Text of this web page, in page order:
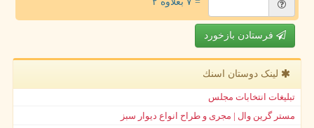
فرستادن بازخورد
لینک دوستان اسنك
تبلیغات انتخابات مجلس
مستر گرین وال | مجری و طراح انواع دیوار سبز